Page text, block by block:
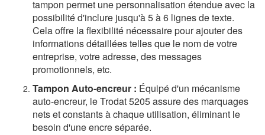
tampon permet une personnalisation étendue avec la
possibilité d'inclure jusqu'à 5 à 6 lignes de texte.
Cela offre la flexibilité nécessaire pour ajouter des
informations détaillées telles que le nom de votre
entreprise, votre adresse, des messages
promotionnels, etc.
Tampon Auto-encreur : Équipé d'un mécanisme
auto-encreur, le Trodat 5205 assure des marquages
nets et constants à chaque utilisation, éliminant le
besoin d'une encre séparée.